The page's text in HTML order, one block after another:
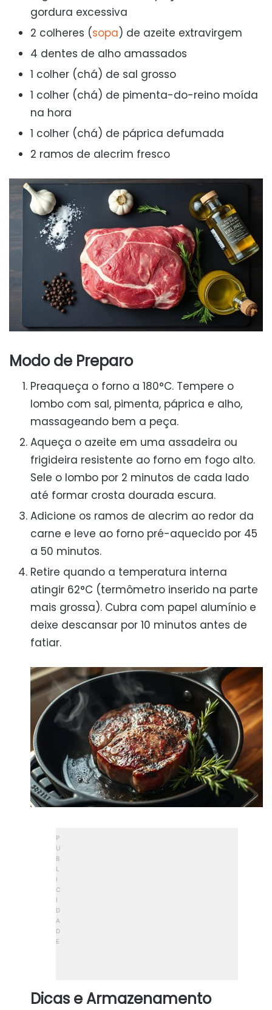
gordura excessiva
2 colheres (sopa) de azeite extravirgem
4 dentes de alho amassados
1 colher (chá) de sal grosso
1 colher (chá) de pimenta-do-reino moída
na hora
1 colher (chá) de páprica defumada
2 ramos de alecrim fresco
Modo de Preparo
Preaqueça o forno a 180°C. Tempere o
lombo com sal, pimenta, páprica e alho,
massageando bem a peça.
Aqueça o azeite em uma assadeira ou
frigideira resistente ao forno em fogo alto.
Sele o lombo por 2 minutos de cada lado
até formar crosta dourada escura.
Adicione os ramos de alecrim ao redor da
carne e leve ao forno pré-aquecido por 45
a 50 minutos.
Retire quando a temperatura interna
atingir 62°C (termômetro inserido na parte
mais grossa). Cubra com papel alumínio e
deixe descansar por 10 minutos antes de
fatiar.
Dicas e Armazenamento